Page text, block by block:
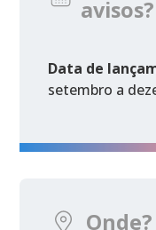
avisos?
Data de
setembro a
Onde?